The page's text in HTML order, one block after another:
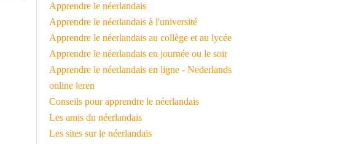
Apprendre le néerlandais
Apprendre le néerlandais à l'université
Apprendre le néerlandais au collège et au lycée
Apprendre le néerlandais en journée ou le soir
Apprendre le néerlandais en ligne - Nederlands
online leren
Conseils pour apprendre le néerlandais
Les amis du néerlandais
Les sites sur le néerlandais